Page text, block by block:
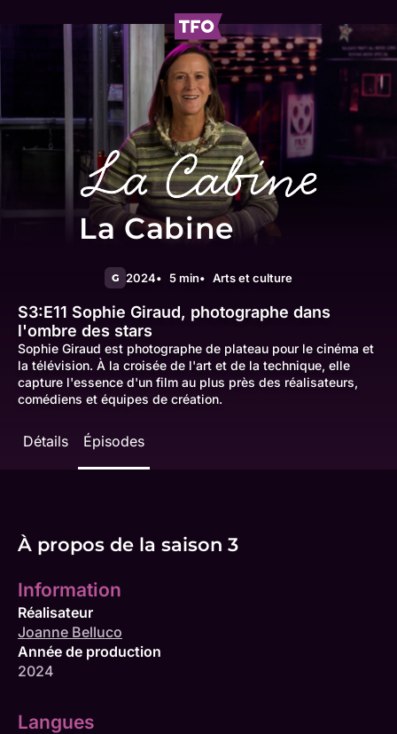
La Cabine
G 2024 5 min Arts et culture
S3:E11 Sophie Giraud, photographe dans
l'ombre des stars
Sophie Giraud est photographe de plateau pour le cinéma et
la télévision. À la croisée de l'art et de la technique, elle
capture l'essence d'un film au plus près des réalisateurs,
comédiens et équipes de création.
Détails Épisodes
À propos de la saison 3
Information
Réalisateur
Joanne Belluco
Année de production
2024
Langues